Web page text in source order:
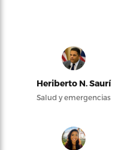
Heriberto N. Saurí
Salud y emergencias